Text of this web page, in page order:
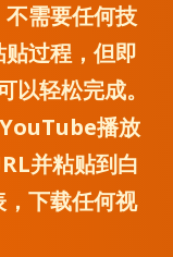
需要任何技
过程，但即
轻松完成。
播放
并粘贴到白
下载任何视